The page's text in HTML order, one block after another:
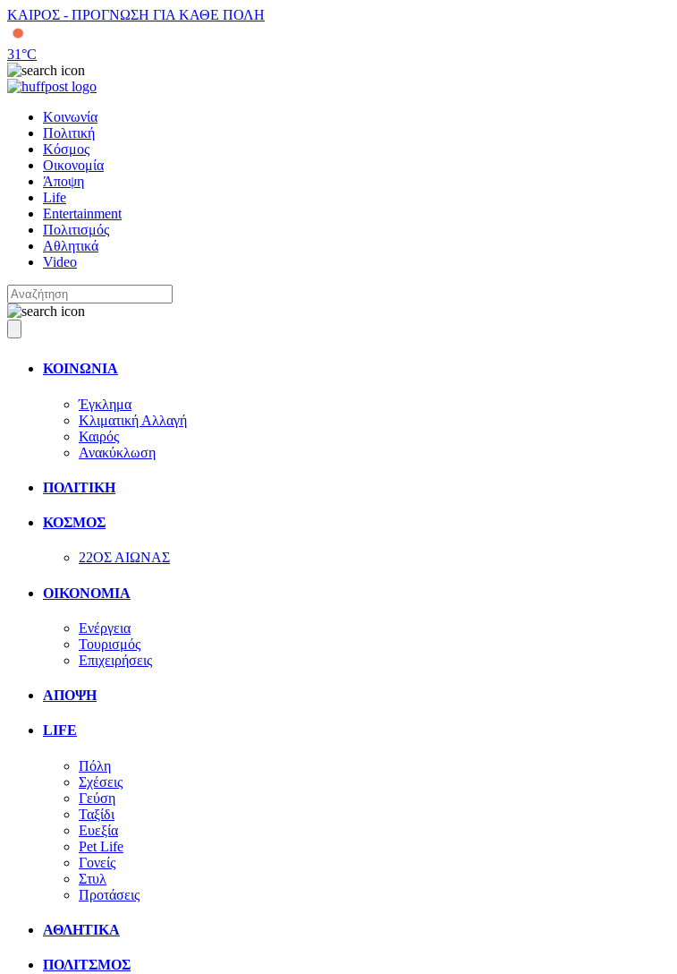
ΚΑΙΡΟΣ - ΠΡΟΓΝΩΣΗ ΓΙΑ ΚΑΘΕ ΠΟΛΗ
31°C
Κοινωνία
Πολιτική
Κόσμος
Οικονομία
Άποψη
Life
Entertainment
Πολιτισμός
Αθλητικά
Video
ΚΟΙΝΩΝΙΑ
Έγκλημα
Κλιματική Αλλαγή
Καιρός
Ανακύκλωση
ΠΟΛΙΤΙΚΗ
ΚΟΣΜΟΣ
22ΟΣ ΑΙΩΝΑΣ
ΟΙΚΟΝΟΜΙΑ
Ενέργεια
Τουρισμός
Επιχειρήσεις
ΑΠΟΨΗ
LIFE
Πόλη
Σχέσεις
Γεύση
Ταξίδι
Ευεξία
Pet Life
Γονείς
Στυλ
Προτάσεις
ΑΘΛΗΤΙΚΑ
ΠΟΛΙΤΣΜΟΣ